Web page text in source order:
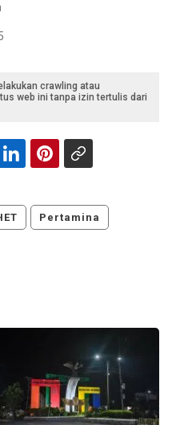
crawling atau
web ini tanpa izin tertulis dari
Pertamina